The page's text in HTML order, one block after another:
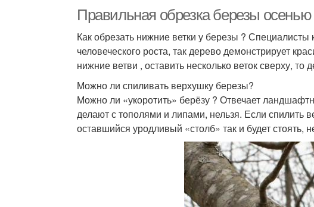
Правильная обрезка березы
Как обрезать нижние ветки у березы ?
человеческого роста, так дерево демонстрирует
нижние ветви , оставить несколько веток сверху, то
Можно ли спиливать верхушку березы?
Можно ли «укоротить» берёзу ? Отвечает
делают с тополями и липами, нельзя. Если спилить
оставшийся уродливый «столб» так и будет стоять,